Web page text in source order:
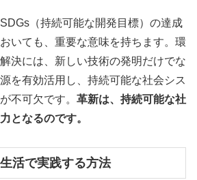
（持続可能な開発目標）の達成
いても、重要な意味を持ちます。環
決には、新しい技術の発明だけでな
を有効活用し、持続可能な社会シス
不可欠です。 革新は、持続可能な社
となるのです。
活で実践する方法